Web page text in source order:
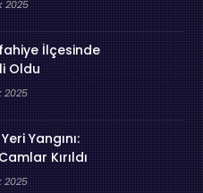
2025
İlçesinde
Oldu
2025
Yangını:
Kırıldı
2025